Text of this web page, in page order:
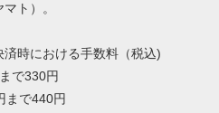
ト）。
済時における手数料（税込)
で330円
まで440円